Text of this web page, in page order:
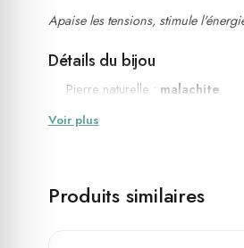
Apaise les tensions, stimule
Détails du bijou
Pierre naturelle : malachite
Forme des perles : heishi —
Modèle : femme & homme
Voir plus
Produits similaires